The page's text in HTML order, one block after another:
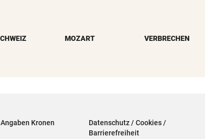
MOZART VERBRECHEN
Kronen
Datenschutz / Cookies /
Barrierefreiheit